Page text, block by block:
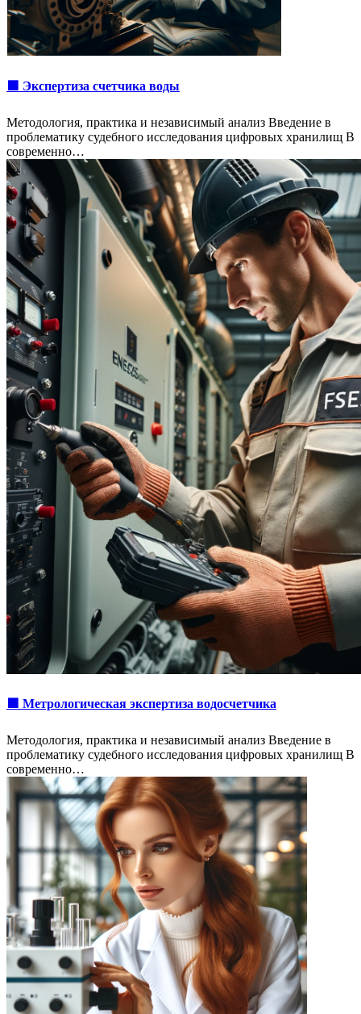
🟩 Экспертиза счетчика воды
Методология, практика и независимый анализ Введение в
проблематику судебного исследования цифровых хранилищ В
современно…
🟩 Метрологическая экспертиза водосчетчика
Методология, практика и независимый анализ Введение в
проблематику судебного исследования цифровых хранилищ В
современно…